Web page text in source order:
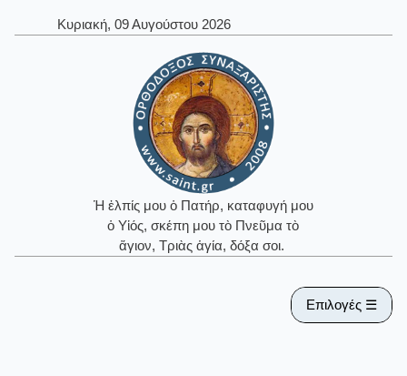
Κυριακή, 09 Αυγούστου 2026
Ἡ ἐλπίς μου ὁ Πατήρ, καταφυγή μου
ὁ Υἱός, σκέπη μου τὸ Πνεῦμα τὸ
ἅγιον, Τριὰς ἁγία, δόξα σοι.
Επιλογές ☰